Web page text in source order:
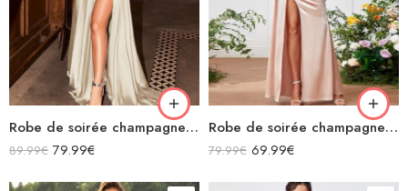
Robe de soirée champagne en satin fluide col bénitier bretelles longue fendue
89.99€ 79.99€
Robe de soirée champagne en satin longue fendue à bretelles
79.99€ 69.99€